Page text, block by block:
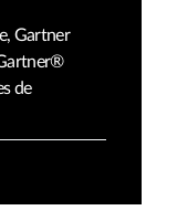
Gartner
de